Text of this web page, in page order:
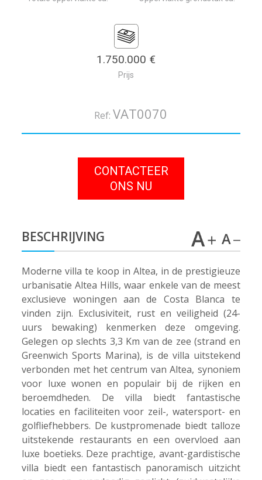
1.750.000 €
Prijs
Ref: VAT0070
CONTACTEER
ONS NU
BESCHRIJVING
Moderne villa te koop in Altea, in de prestigieuze
urbanisatie Altea Hills, waar enkele van de meest
exclusieve woningen aan de Costa Blanca te
vinden zijn. Exclusiviteit, rust en veiligheid (24-
uurs bewaking) kenmerken deze omgeving.
Gelegen op slechts 3,3 Km van de zee (strand en
Greenwich Sports Marina), is de villa uitstekend
verbonden met het centrum van Altea, synoniem
voor luxe wonen en populair bij de rijken en
beroemdheden. De villa biedt fantastische
locaties en faciliteiten voor zeil-, watersport- en
golfliefhebbers. De kustpromenade biedt talloze
uitstekende restaurants en een overvloed aan
luxe boetieks. Deze prachtige, avant-gardistische
villa biedt een fantastisch panoramisch uitzicht